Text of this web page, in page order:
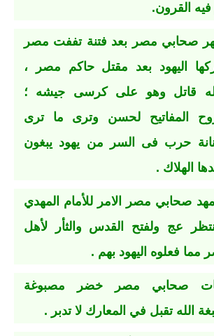
فيه القرون.
صحابي مصر بعد فتنة تففت مصر
اليهود بعد مقتل حاكم مصر ،
قاتل وهو على كرسى جيشه ؛
المفاتيح لحسن وترى ما ترى
حرب فى السر من يهود يبغون
الهلاك .
صحابي مصر الامر للأمام المهدي
عج ولفتح القدس والثأر لأهل
مما فعلوه اليهود بهم .
صحابي مصر خضر مصبوغة
الله تقبل في المعارك لا تدبر .